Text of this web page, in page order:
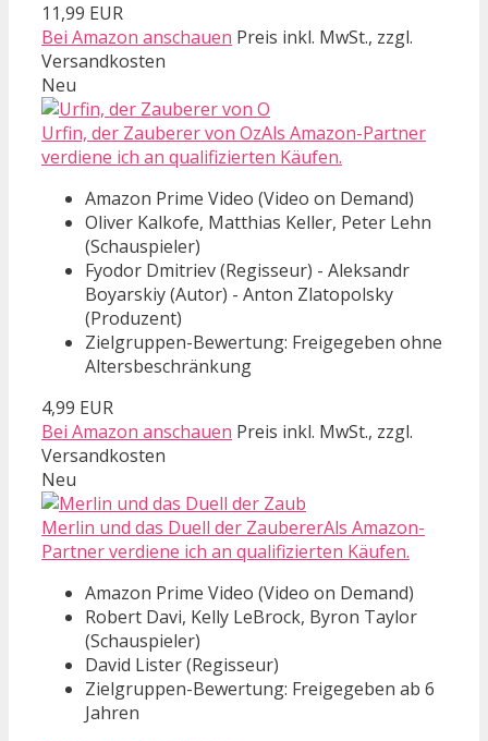
11,99 EUR
Bei Amazon anschauen Preis inkl. MwSt., zzgl.
Versandkosten
Neu
Urfin, der Zauberer von OzAls Amazon-Partner
verdiene ich an qualifizierten Käufen.
Amazon Prime Video (Video on Demand)
Oliver Kalkofe, Matthias Keller, Peter Lehn
(Schauspieler)
Fyodor Dmitriev (Regisseur) - Aleksandr
Boyarskiy (Autor) - Anton Zlatopolsky
(Produzent)
Zielgruppen-Bewertung: Freigegeben ohne
Altersbeschränkung
4,99 EUR
Bei Amazon anschauen Preis inkl. MwSt., zzgl.
Versandkosten
Neu
Merlin und das Duell der ZaubererAls Amazon-
Partner verdiene ich an qualifizierten Käufen.
Amazon Prime Video (Video on Demand)
Robert Davi, Kelly LeBrock, Byron Taylor
(Schauspieler)
David Lister (Regisseur)
Zielgruppen-Bewertung: Freigegeben ab 6
Jahren